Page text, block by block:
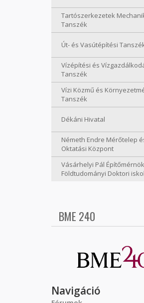
Tartószerkezetek
Tanszék
Út- és Vasútépítési
Vízépítési és
Tanszék
Vízi Közmű és
Tanszék
Dékáni Hivatal
Németh Endre Mérőtelep
Oktatási Központ
Vásárhelyi Pál
Földtudományi Doktori
BME 240
Navigáció